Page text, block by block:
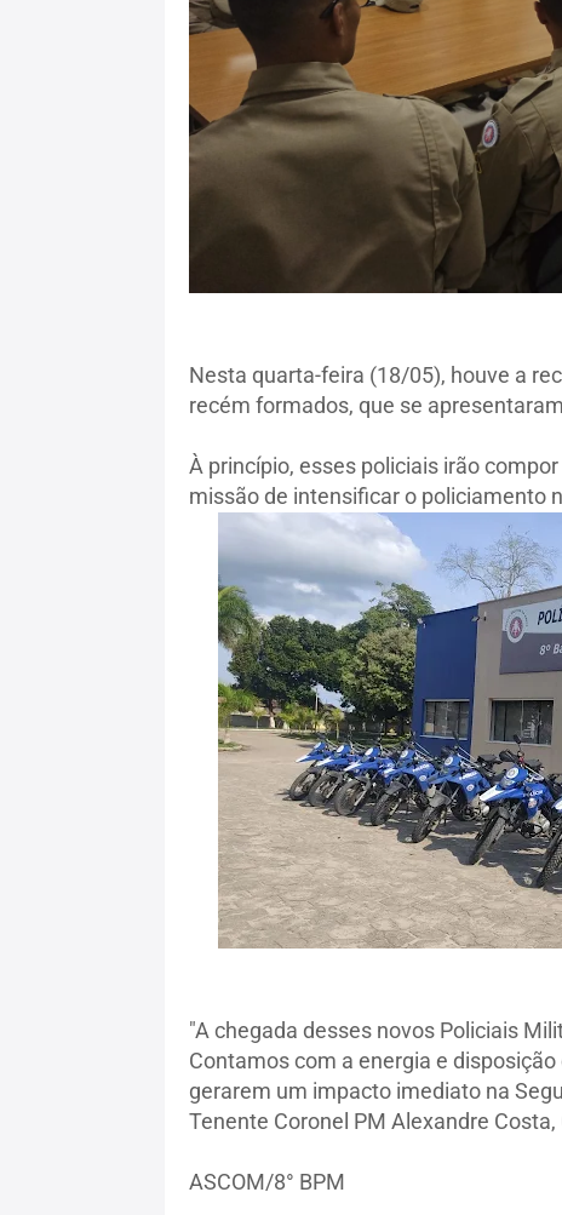
Nesta quarta-feira (18/05), houve a
recém formados, que se
À princípio, esses policiais irão
missão de intensificar o policiamento
"A chegada desses novos Policiais
Contamos com a energia e
gerarem um impacto imediato na
Tenente Coronel PM Alexandre
ASCOM/8° BPM